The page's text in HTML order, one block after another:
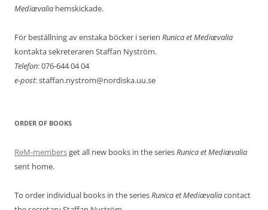
Mediævalia hemskickade.
För beställning av enstaka böcker i serien Runica et Mediævalia
kontakta sekreteraren Staffan Nyström.
Telefon: 076-644 04 04
e-post: staffan.nystrom@nordiska.uu.se
ORDER OF BOOKS
ReM-membersget all new books in the seriesRunica et Mediævalia
sent home.
To order individual books in the seriesRunica et Mediævaliacontact